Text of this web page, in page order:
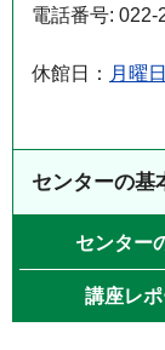
電話番号: 022-
休館日： 月曜
センターの基
センター
講座レポ